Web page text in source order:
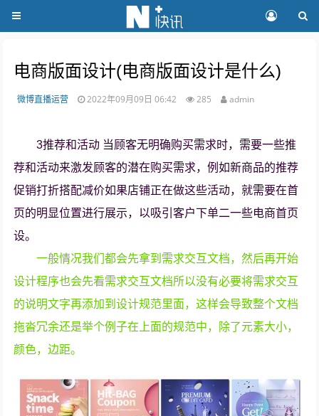
电商版面设计(电商版面设计是什么)
微博直播运营 2022年09月09日 06:42 285 admin
3推荐和活动 当顾客无明确购买需求时，需要一些推
荐和活动来激发顾客的潜在购买需求，例如新商品的推荐
促销打折搭配减价如果店铺正在做这些活动，就需要在首
页的明显位置进行展示，以吸引客户下单二一些电商首页
设。
一般情况我们都会先拿到需求交互文档，然后再开始
设计程序也会先看需求交互文档所以没有必要将需求交互
的说明文字再添加到设计规范里面，这样会导致整个文档
拖沓冗余还是举个例子在上面的规范中，除了元素大小，
颜色，边距。